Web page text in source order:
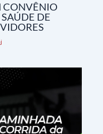
CONVÊNIO
DE